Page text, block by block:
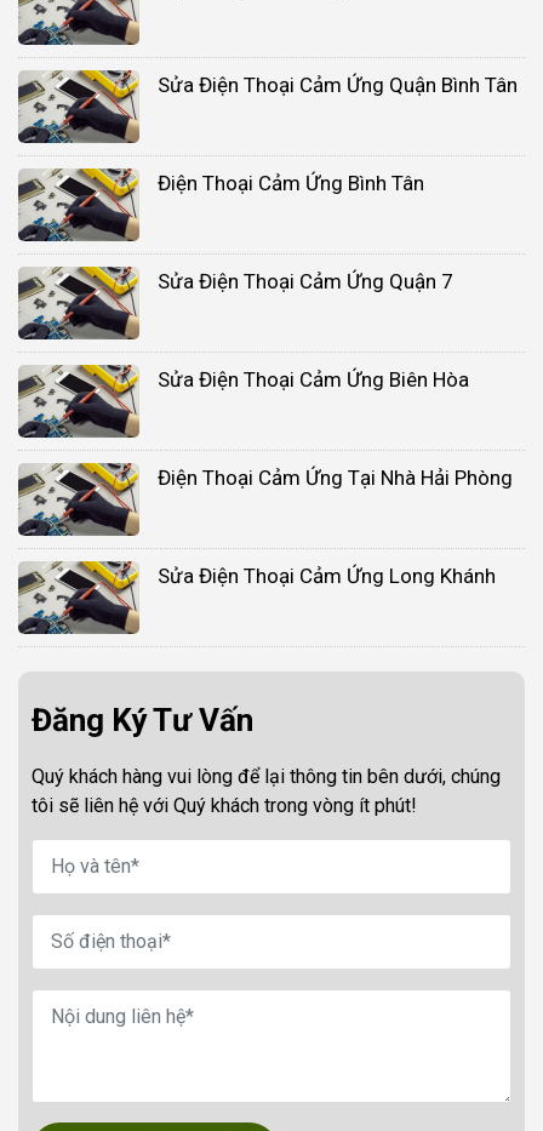
Sửa Điện Thoại Cảm Ứng Quận Bình Tân
Điện Thoại Cảm Ứng Bình Tân
Sửa Điện Thoại Cảm Ứng Quận 7
Sửa Điện Thoại Cảm Ứng Biên Hòa
Điện Thoại Cảm Ứng Tại Nhà Hải Phòng
Sửa Điện Thoại Cảm Ứng Long Khánh
Đăng Ký Tư Vấn
Quý khách hàng vui lòng để lại thông tin bên dưới, chúng
tôi sẽ liên hệ với Quý khách trong vòng ít phút!